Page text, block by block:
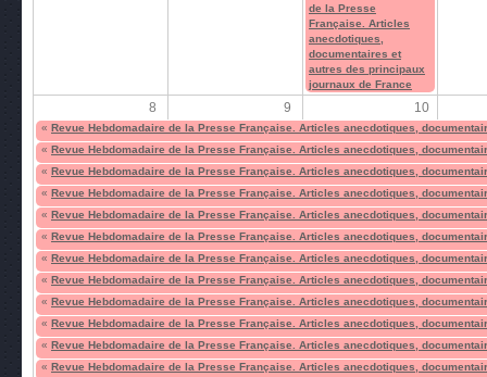
de la Presse
Française. Articles
anecdotiques,
documentaires et
autres des principaux
journaux de France
8 9 10
« Revue Hebdomadaire de la Presse Française. Articles anecdotiques,
« Revue Hebdomadaire de la Presse Française. Articles anecdotiques,
« Revue Hebdomadaire de la Presse Française. Articles anecdotiques,
« Revue Hebdomadaire de la Presse Française. Articles anecdotiques,
« Revue Hebdomadaire de la Presse Française. Articles anecdotiques,
« Revue Hebdomadaire de la Presse Française. Articles anecdotiques,
« Revue Hebdomadaire de la Presse Française. Articles anecdotiques,
« Revue Hebdomadaire de la Presse Française. Articles anecdotiques,
« Revue Hebdomadaire de la Presse Française. Articles anecdotiques,
« Revue Hebdomadaire de la Presse Française. Articles anecdotiques,
« Revue Hebdomadaire de la Presse Française. Articles anecdotiques,
« Revue Hebdomadaire de la Presse Française. Articles anecdotiques,